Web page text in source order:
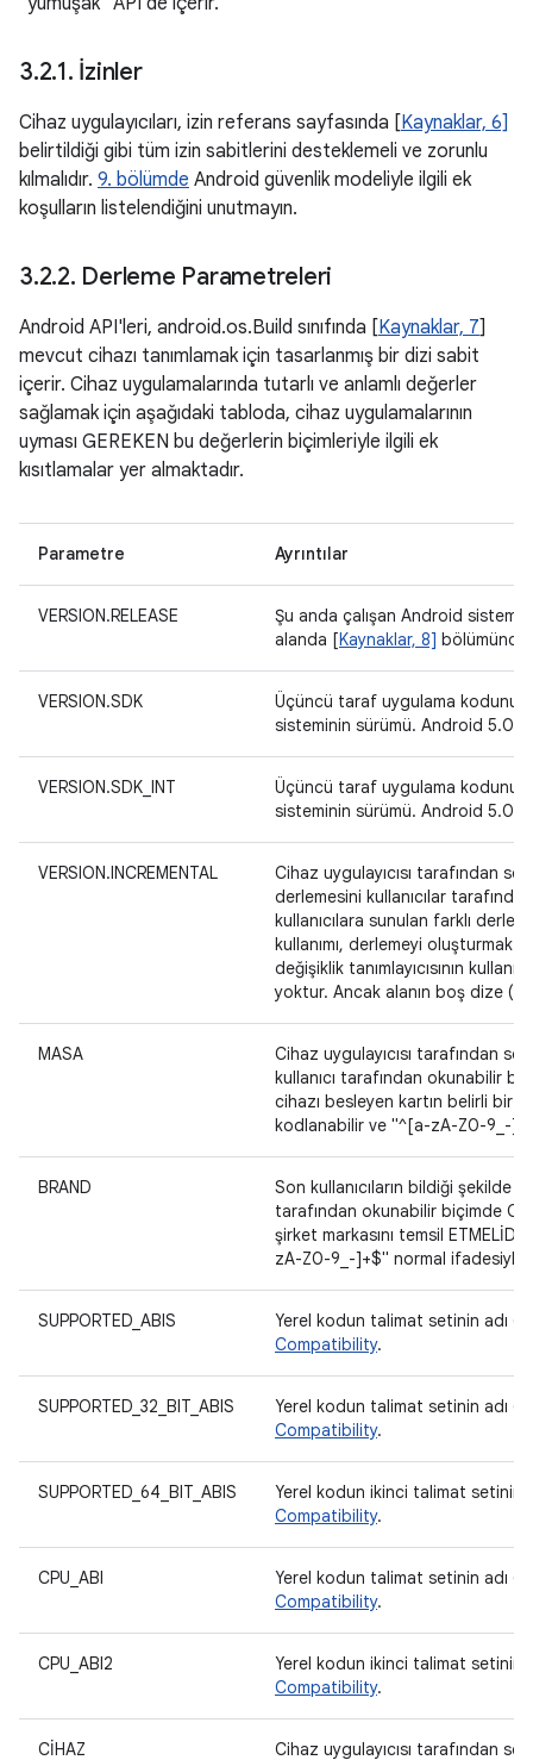
3.2.1. İzinler
Cihaz uygulayıcıları, izin referans sayfasında [Kaynaklar, 6]
belirtildiği gibi tüm izin sabitlerini desteklemeli ve zorunlu
kılmalıdır. 9. bölümde Android güvenlik modeliyle ilgili ek
koşulların listelendiğini unutmayın.
3.2.2. Derleme Parametreleri
Android API'leri, android.os.Build sınıfında [Kaynaklar, 7]
mevcut cihazı tanımlamak için tasarlanmış bir dizi sabit
içerir. Cihaz uygulamalarında tutarlı ve anlamlı değerler
sağlamak için aşağıdaki tabloda, cihaz uygulamalarının
uyması GEREKEN bu değerlerin biçimleriyle ilgili ek
kısıtlamalar yer almaktadır.
Parametre Ayrıntılar
VERSION.RELEASE
Şu anda çalışan Android
alanda [Kaynaklar, 8] bölümünde
VERSION.SDK
Üçüncü taraf uygulama
sisteminin sürümü. Android 5.0
VERSION.SDK_INT
Üçüncü taraf uygulama
sisteminin sürümü. Android 5.0
VERSION.INCREMENTAL
Cihaz uygulayıcısı tarafından
derlemesini kullanıcılar
kullanıcılara sunulan farklı
kullanımı, derlemeyi oluşturmak
değişiklik tanımlayıcısının
yoktur. Ancak alanın boş dize
MASA
Cihaz uygulayıcısı tarafından
kullanıcı tarafından okunabilir
cihazı besleyen kartın belirli bir
kodlanabilir ve "^[a-zA-Z0-9_-
BRAND
Son kullanıcıların bildiği şekilde
tarafından okunabilir biçimde
şirket markasını temsil
zA-Z0-9_-]+$" normal ifadesiyle
SUPPORTED_ABIS
Yerel kodun talimat setinin adı
Compatibility.
SUPPORTED_32_BIT_ABIS
Yerel kodun talimat setinin adı
Compatibility.
SUPPORTED_64_BIT_ABIS
Yerel kodun ikinci talimat setinin
Compatibility.
CPU_ABI
Yerel kodun talimat setinin adı
Compatibility.
CPU_ABI2
Yerel kodun ikinci talimat setinin
Compatibility.
CİHAZ
Cihaz uygulayıcısı tarafından